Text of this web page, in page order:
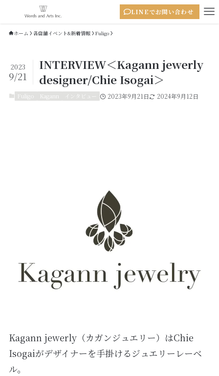
LINEでお問い合わせ
ホーム 各店舗イベント&新着情報 Fuligo
INTERVIEW＜Kagann jewerly
designer/Chie Isogai＞
2023
9/21
Fuligo Kagann インタビュー 2023年9月21日 2024年9月12日
Kagann jewerly（カガンジュエリー）はChie
Isogaiがデザイナーを手掛けるジュエリーレーベ
ル。